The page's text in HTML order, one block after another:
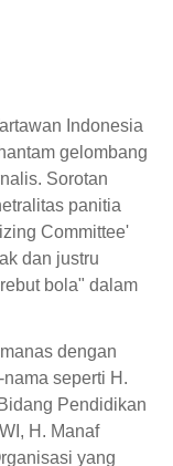
Indonesia
gelombang
Sorotan
panitia
Committee'
dan justru
bola" dalam
dengan
seperti H.
Pendidikan
H. Manaf
yang